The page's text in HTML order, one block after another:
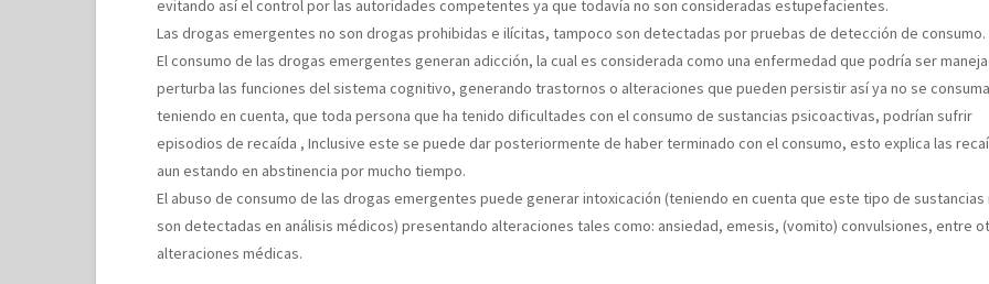
evitando así el control por las autoridades competentes ya que todavía no son consideradas estupefacientes.
Las drogas emergentes no son drogas prohibidas e ilícitas, tampoco son detectadas por pruebas de detección de consumo.
El consumo de las drogas emergentes generan adicción, la cual es considerada como una enfermedad que podría ser
perturba las funciones del sistema cognitivo, generando trastornos o alteraciones que pueden persistir así ya no se
teniendo en cuenta, que toda persona que ha tenido dificultades con el consumo de sustancias psicoactivas, podrían sufrir
episodios de recaída , Inclusive este se puede dar posteriormente de haber terminado con el consumo, esto explica las
aun estando en abstinencia por mucho tiempo.
El abuso de consumo de las drogas emergentes puede generar intoxicación (teniendo en cuenta que este tipo de sustancias
son detectadas en análisis médicos) presentando alteraciones tales como: ansiedad, emesis, (vomito) convulsiones, entre
alteraciones médicas.